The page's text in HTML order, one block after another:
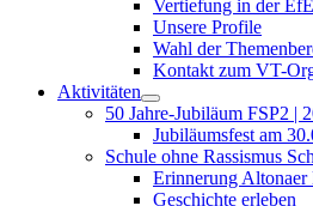
Vertiefung in der
Unsere Profile
Wahl der
Kontakt zum VT-
Aktivitäten
50 Jahre-Jubiläum FSP2 |
Jubiläumsfest am
Schule ohne Rassismus
Erinnerung Altonaer
Geschichte erleben